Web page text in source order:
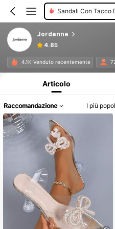
Sandali Con Tacco
Scarpe Casual Da
Jordanne
4.85
4.1K Venduto recentemente
Articolo
Raccomandazione I più